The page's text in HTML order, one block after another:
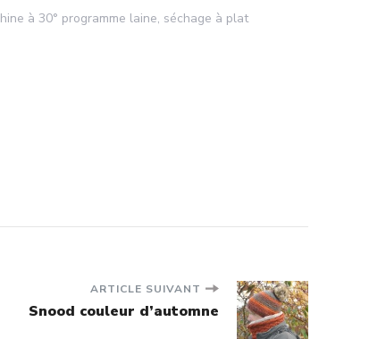
à 30° programme laine, séchage à plat
ARTICLE SUIVANT
Snood couleur d’automne